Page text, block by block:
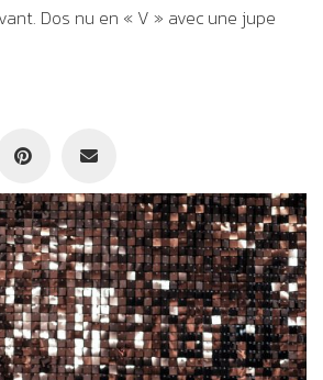
Dos nu en « V » avec une jupe